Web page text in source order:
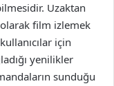
Uzaktan
film izlemek
için
yenilikler
sunduğu